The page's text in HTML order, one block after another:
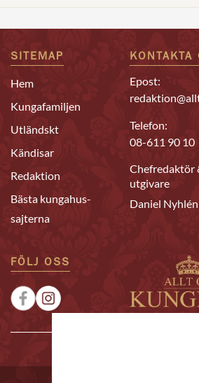
SITEMAP
Hem
Kungafamiljen
Utländskt
Kändisar
Redaktion
Bästa kungahus-
sajterna
KONTAKTA
Epost:
Telefon:
08-611 90 10
Chefredaktör
utgivare
Daniel Nyhlén
FÖLJ OSS
© 2026 Allt om Kungligt. All